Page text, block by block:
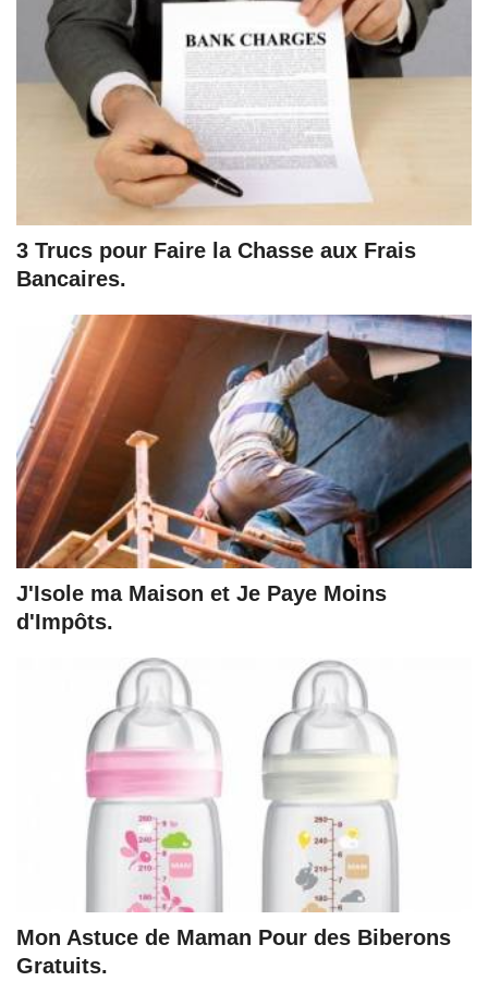
3 Trucs pour Faire la Chasse aux Frais
Bancaires.
J'Isole ma Maison et Je Paye Moins
d'Impôts.
Mon Astuce de Maman Pour des Biberons
Gratuits.